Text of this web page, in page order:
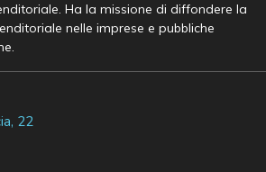
Ha la missione di diffondere la
nelle imprese e pubbliche
22